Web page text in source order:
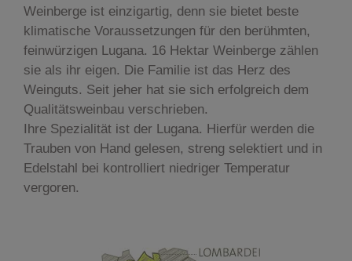
Weinberge ist einzigartig, denn sie bietet beste
klimatische Voraussetzungen für den berühmten,
feinwürzigen Lugana. 16 Hektar Weinberge zählen
sie als ihr eigen. Die Familie ist das Herz des
Weinguts. Seit jeher hat sie sich erfolgreich dem
Qualitätsweinbau verschrieben.
Ihre Spezialität ist der Lugana. Hierfür werden die
Trauben von Hand gelesen, streng selektiert und in
Edelstahl bei kontrolliert niedriger Temperatur
vergoren.